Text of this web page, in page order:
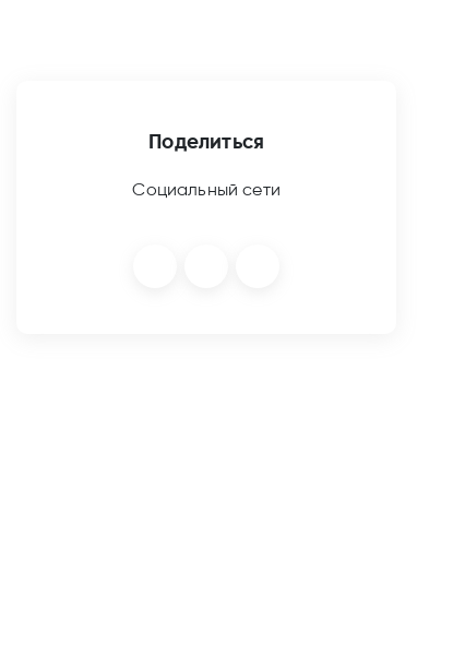
Поделиться
Социальный сети